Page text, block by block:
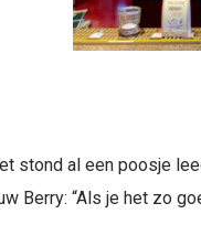
stond al een poosje
Berry: “Als je het zo